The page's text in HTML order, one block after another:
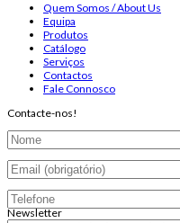
Quem Somos / About Us
Equipa
Produtos
Catálogo
Serviços
Contactos
Fale Connosco
Contacte-nos!
Newsletter